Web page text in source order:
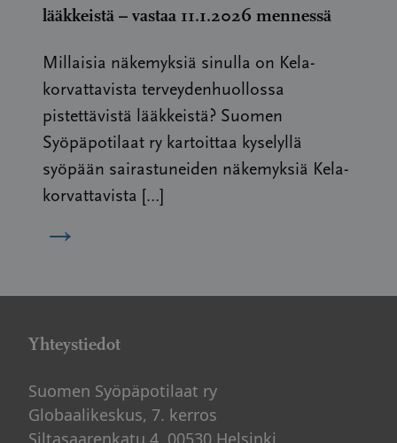
lääkkeistä – vastaa 11.1.2026 mennessä
Millaisia näkemyksiä sinulla on Kela-
korvattavista terveydenhuollossa
pistettävistä lääkkeistä? Suomen
Syöpäpotilaat ry kartoittaa kyselyllä
syöpään sairastuneiden näkemyksiä Kela-
korvattavista […]
→
Yhteystiedot
Suomen Syöpäpotilaat ry
Globaalikeskus, 7. kerros
Siltasaarenkatu 4, 00530 Helsinki